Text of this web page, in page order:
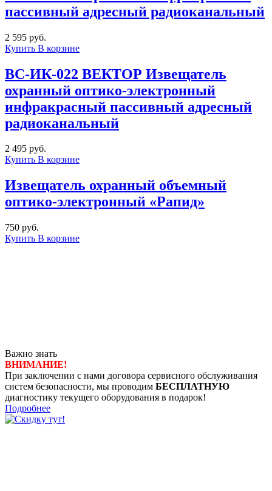
пассивный адресный радиоканальный
2 595 руб.
Купить В корзине
ВС-ИК-022 ВЕКТОР Извещатель
охранный оптико-электронный
инфракрасный пассивный адресный
радиоканальный
2 495 руб.
Купить В корзине
Извещатель охранный объемный
оптико-электронный «Рапид»
750 руб.
Купить В корзине
Важно знать
ВНИМАНИЕ!
При заключении с нами договора сервисного обслуживания
систем безопасности, мы проводим БЕСПЛАТНУЮ
диагностику текущего оборудования в подарок!
Подробнее